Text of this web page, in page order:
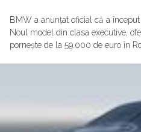
BMW a anunțat oficial că a
Noul model din clasa executive,
pornește de la 59.000 de euro în